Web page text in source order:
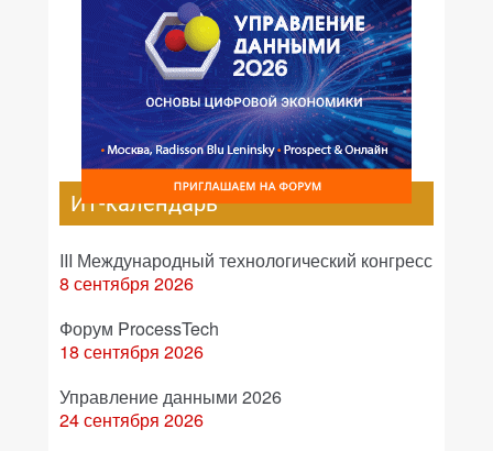
ИТ-календарь
III Международный технологический конгресс
8 сентября 2026
Форум ProcessTech
18 сентября 2026
Управление данными 2026
24 сентября 2026